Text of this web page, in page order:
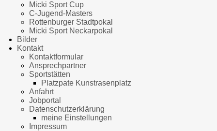
Micki Sport Cup
C-Jugend-Masters
Rottenburger Stadtpokal
Micki Sport Neckarpokal
Bilder
Kontakt
Kontaktformular
Ansprechpartner
Sportstätten
Platzpate Kunstrasenplatz
Anfahrt
Jobportal
Datenschutzerklärung
meine Einstellungen
Impressum